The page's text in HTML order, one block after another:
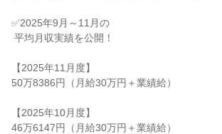
✅2025年9月～11月の
【2025年11月度】
50万8386円（月給30万円＋業績給）
【2025年10月度】
46万6147円（月給30万円＋業績給）